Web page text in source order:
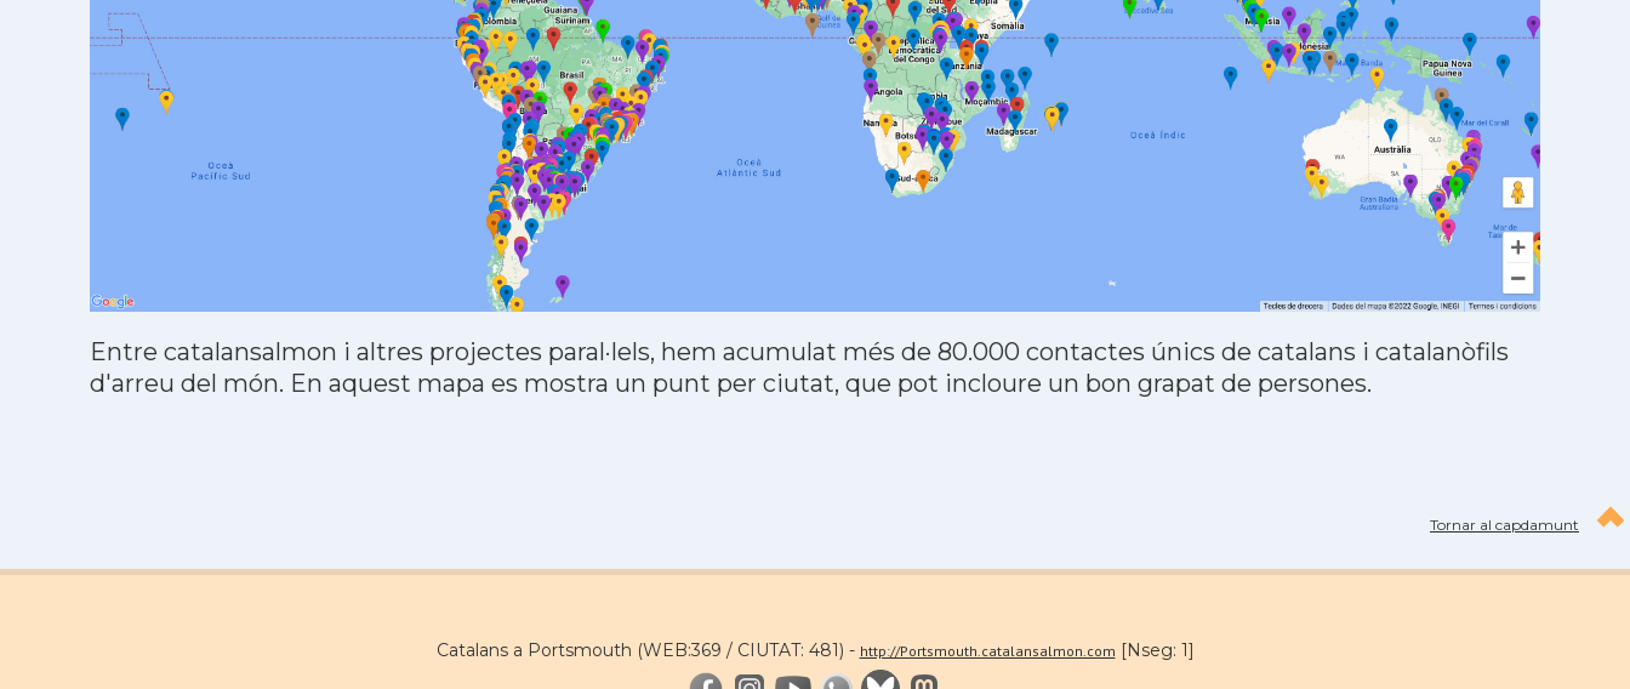
Entre catalansalmon i altres projectes paral·lels, hem acumulat més de 80.000 contactes únics de catalans i catalanòfils
d'arreu del món. En aquest mapa es mostra un punt per ciutat, que pot incloure un bon grapat de persones.
Tornar al capdamunt
Catalans a Portsmouth (WEB:369 / CIUTAT: 481) - http://Portsmouth.catalansalmon.com [Nseg: 1]